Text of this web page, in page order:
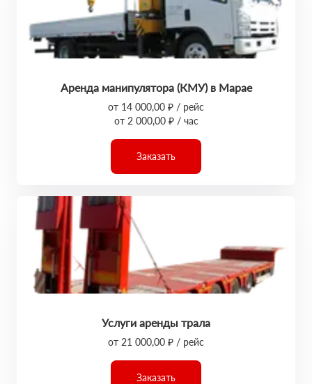
Аренда манипулятора (КМУ) в Марае
от 14 000,00 ₽ / рейс
от 2 000,00 ₽ / час
Заказать
Услуги аренды трала
от 21 000,00 ₽ / рейс
Заказать